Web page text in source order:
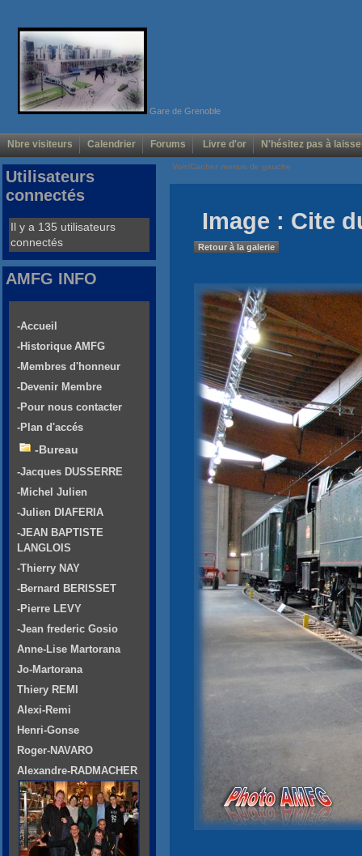
Gare de Grenoble
Nbre visiteurs Calendrier Forums Livre d'or N'hésitez pas à
Voir/Cacher menus de gauche
Image : Cite
Retour à la galerie
Utilisateurs
connectés
Il y a 135 utilisateurs
connectés
AMFG INFO
-Accueil
-Historique AMFG
-Membres d'honneur
-Devenir Membre
-Pour nous contacter
-Plan d'accés
-Bureau
-Jacques DUSSERRE
-Michel Julien
-Julien DIAFERIA
-JEAN BAPTISTE
LANGLOIS
-Thierry NAY
-Bernard BERISSET
-Pierre LEVY
-Jean frederic Gosio
Anne-Lise Martorana
Jo-Martorana
Thiery REMI
Alexi-Remi
Henri-Gonse
Roger-NAVARO
Alexandre-RADMACHER